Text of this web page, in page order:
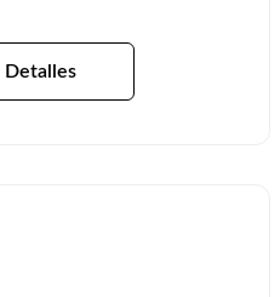
Detalles